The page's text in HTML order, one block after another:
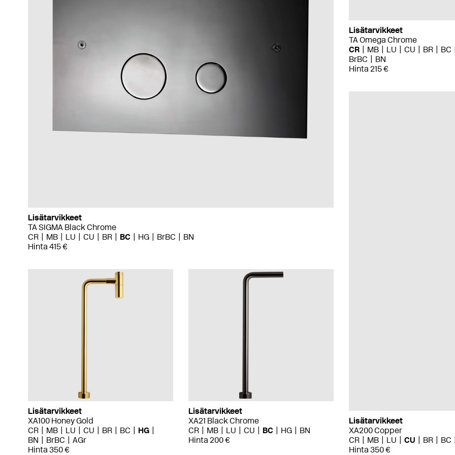
Lisätarvikkeet
TA SIGMA Black Chrome
CR
MB LU CU BR BC HG BrBC
BN
Hinta 415 €
Lisätarvikkeet
TA Omega Chrome
CR
MB LU CU BR
BC
BrBC
BN
Hinta 215 €
Lisätarvikkeet
XA200 Copper
CR
MB LU CU BR
BC
Hinta 350 €
Lisätarvikkeet
XA100 Honey Gold
CR
MB LU CU BR BC
HG
BN
BrBC
AGr
Hinta 350 €
Lisätarvikkeet
XA21 Black Chrome
CR
MB LU CU BC HG
BN
Hinta 200 €